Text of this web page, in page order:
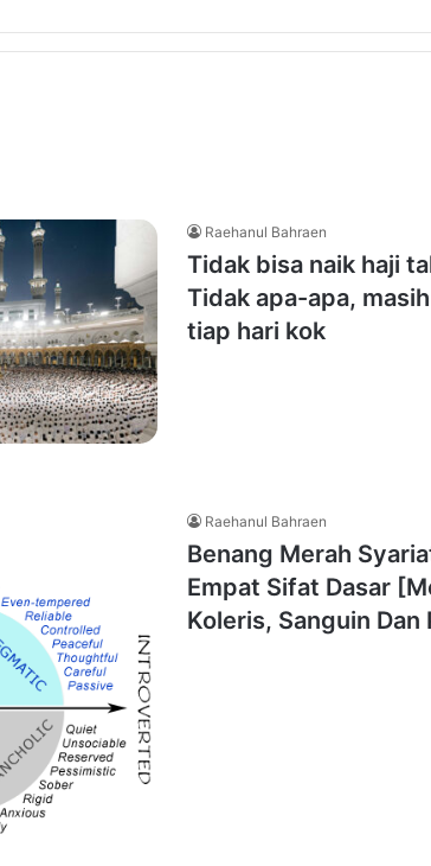
Raehanul Bahraen
Tidak bisa naik haji
Tidak apa-apa,
tiap hari kok
Raehanul Bahraen
Benang Merah
Empat Sifat Dasar
Koleris, Sanguin Dan